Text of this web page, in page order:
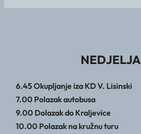
NEDJELJA
6.45 Okupljanje iza KD V. Lisinski
7.00 Polazak autobusa
9.00 Dolazak do Kraljevice
10.00 Polazak na kružnu turu